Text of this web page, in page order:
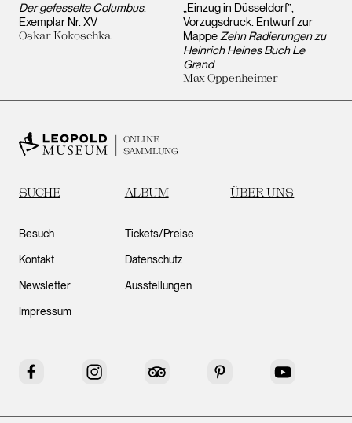
Der gefesselte Columbus.
Exemplar Nr. XV
Oskar Kokoschka
„Einzug in Düsseldorf”,
Vorzugsdruck. Entwurf zur
MappeZehn Radierungen zu
Heinrich Heines Buch Le
Grand
Max Oppenheimer
ONLINE
SAMMLUNG
SUCHE ALBUM ÜBER UNS
Besuch
Kontakt
Newsletter
Impressum
Tickets/Preise
Datenschutz
Ausstellungen
Facebook Instagram Tripadvisor Pinterest YouTube